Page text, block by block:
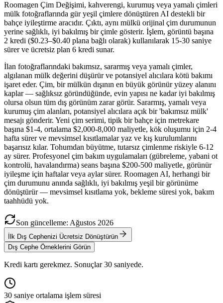
Roomagen Çim Değişimi, kahverengi, kurumuş veya yamalı çimleri
mülk fotoğraflarında gür yeşil çimlere dönüştüren AI destekli bir
bahçe iyileştirme aracıdır. Çıktı, aynı mülkü orijinal çim durumunun
yerine sağlıklı, iyi bakılmış bir çimle gösterir. İşlem, görüntü başına
2 kredi ($0.23–$0.40 plana bağlı olarak) kullanılarak 15-30 saniye
sürer ve ücretsiz plan 6 kredi sunar.
İlan fotoğraflarındaki bakımsız, sararmış veya yamalı çimler,
algılanan mülk değerini düşürür ve potansiyel alıcılara kötü bakımı
işaret eder. Çim, bir mülkün dışının en büyük görünür yüzey alanını
kaplar — sağlıksız göründüğünde, evin yapısı ne kadar iyi bakılmış
olursa olsun tüm dış görünüm zarar görür. Sararmış, yamalı veya
kurumuş çim alanları, potansiyel alıcılara açık bir 'bakımsız mülk'
mesajı gönderir. Yeni çim serimi, tipik bir bahçe için metrekare
başına $1-4, ortalama $2,000-8,000 maliyetle, kök oluşumu için 2-4
hafta sürer ve mevsimsel kısıtlamalar yaz ve kış kurulumlarını
başarısız kılar. Tohumdan büyütme, tutarsız çimlenme riskiyle 6-12
ay sürer. Profesyonel çim bakım uygulamaları (gübreleme, yabani ot
kontrolü, havalandırma) seans başına $200-500 maliyetle, görünür
iyileşme için haftalar veya aylar sürer. Roomagen AI, herhangi bir
çim durumunu anında sağlıklı, iyi bakılmış yeşil bir görünüme
dönüştürür — mevsimsel kısıtlama yok, bekleme süresi yok, bakım
taahhüdü yok.
Son güncelleme: Ağustos 2026
İlk Dış Cephenizi Ücretsiz Dönüştürün
Dış Cephe Örneklerini Görün
Kredi kartı gerekmez. Sonuçlar 30 saniyede.
30 saniye ortalama işlem süresi